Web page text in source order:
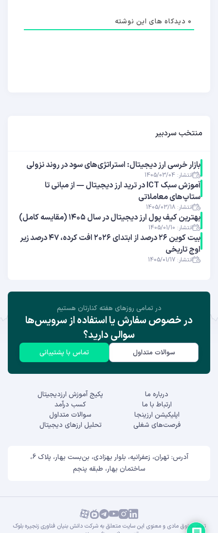
0 دیدکاه های این نوشته
منتخب سردبیر
بازار خرسی ارز دیجیتال: استراتژی‌های سود در روند نزولی
انتشار: 1405/03/04
آموزش سبک ICT در ترید ارز دیجیتال — از مبانی تا
ستاپ‌های معاملاتی
انتشار: 1405/03/18
بهترین کیف پول ارز دیجیتال در سال ۱۴۰۵ (مقایسه کامل)
انتشار: 1405/01/10
بیت کوین ۲۶ درصد از ابتدای ۲۰۲۶ افت کرده، ۴۷ درصد زیر
اوج تاریخی
انتشار: 1405/01/17
در تمامی روز‌های هفته کنارتان هستیم
در خصوص سفارش یا استفاده از سرویس‌ها
سوالی دارید؟
سوالات متداول تماس با پشتیبانی
درباره ما
ارتباط با ما
اپلیکیشن ارزینجا
فرصت‌های شغلی
پکیج آموزش ارزدیجیتال
کسب درآمد
سوالات متداول
تحلیل ارزهای دیجیتال
آدرس: تهران، زعفرانیه، بلوار بهزادی، بن‌بست بهار، پلاک 6،
ساختمان بهار، طبقه پنجم
تمام حقوق مادی و معنوی این سایت متعلق به شرکت دانش بنیان فناوری زنجیره بلوک